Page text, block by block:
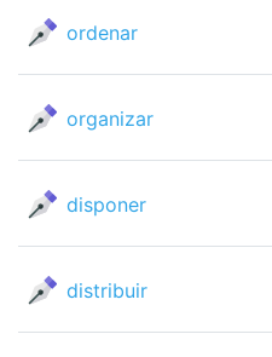
ordenar
organizar
disponer
distribuir